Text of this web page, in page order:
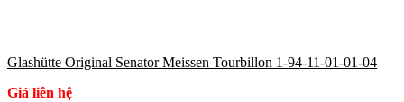
Glashütte Original Senator Meissen Tourbillon 1-94-11-01-01-04
Giá liên hệ